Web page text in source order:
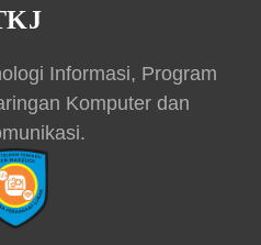
Informasi, Program
Komputer dan